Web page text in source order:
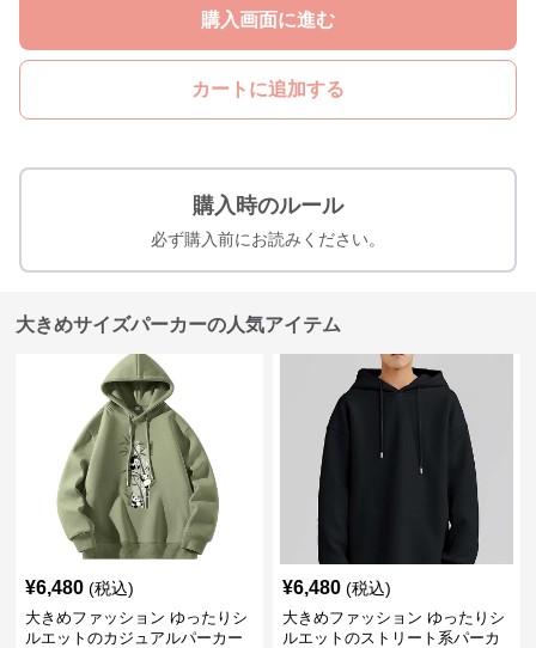
購入画面に進む
カートに追加する
購入時のルール
必ず購入前にお読みください。
大きめサイズパーカーの人気アイテム
¥6,480 (税込)
大きめファッション ゆったりシ
ルエットのカジュアルパーカー
¥6,480 (税込)
大きめファッション ゆったりシ
ルエットのストリート系パーカ